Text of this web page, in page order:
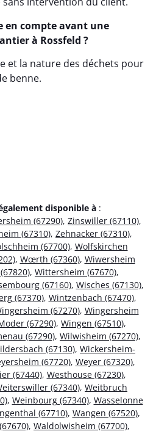
en compte avant une
à Rossfeld ?
et la nature des déchets pour
benne.
disponible à :
(67290), Zinswiller (67110),
(67310), Zehnacker (67310),
(67700), Wolfskirchen
, Wœrth (67360), Wiwersheim
, Wittersheim (67670),
(67160), Wisches (67130),
(67370), Wintzenbach (67470),
(67270), Wingersheim
(67290), Wingen (67510),
(67290), Wilwisheim (67270),
(67130), Wickersheim-
(67720), Weyer (67320),
(67440), Westhouse (67230),
(67340), Weitbruch
, Weinbourg (67340), Wasselonne
(67710), Wangen (67520),
, Waldolwisheim (67700),